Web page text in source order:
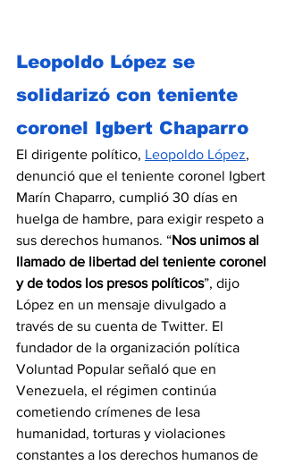
Leopoldo López se
solidarizó con teniente
coronel Igbert Chaparro
El dirigente político, Leopoldo López,
denunció que el teniente coronel Igbert
Marín Chaparro, cumplió 30 días en
huelga de hambre, para exigir respeto a
sus derechos humanos. “Nos unimos al
llamado de libertad del teniente coronel
y de todos los presos políticos”, dijo
López en un mensaje divulgado a
través de su cuenta de Twitter. El
fundador de la organización política
Voluntad Popular señaló que en
Venezuela, el régimen continúa
cometiendo crímenes de lesa
humanidad, torturas y violaciones
constantes a los derechos humanos de